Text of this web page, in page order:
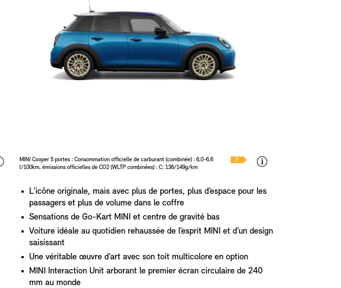
MINI Cooper 5 portes : Consommation officielle de carburant (combinée) : 6,0-6,6
l/100km, émissions officielles de CO2 (WLTP combinées) : C: 136/149g/km
E
L’icône originale, mais avec plus de portes, plus d’espace pour les
passagers et plus de volume dans le coffre
Sensations de Go-Kart MINI et centre de gravité bas
Voiture idéale au quotidien rehaussée de l’esprit MINI et d’un design
saisissant
Une véritable œuvre d’art avec son toit multicolore en option
MINI Interaction Unit arborant le premier écran circulaire de 240
mm au monde